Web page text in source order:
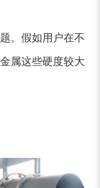
。假如用户在不
属这些硬度较大